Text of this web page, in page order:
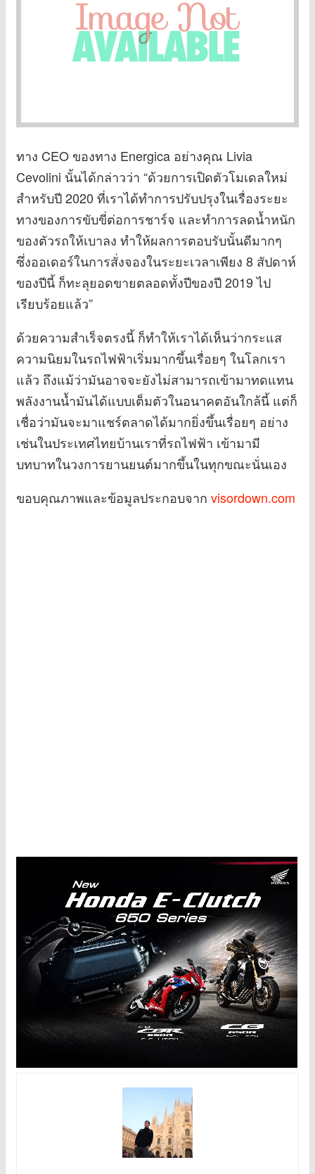
ทาง CEO ของทาง Energica อย่างคุณ Livia
Cevolini นั้นได้กล่าวว่า “ด้วยการเปิดตัวโมเดลใหม่
สำหรับปี 2020 ที่เราได้ทำการปรับปรุงในเรื่องระยะ
ทางของการขับขี่ต่อการชาร์จ และทำการลดน้ำหนัก
ของตัวรถให้เบาลง ทำให้ผลการตอบรับนั้นดีมากๆ
ซึ่งออเดอร์ในการสั่งจองในระยะเวลาเพียง 8 สัปดาห์
ของปีนี้ ก็ทะลุยอดขายตลอดทั้งปีของปี 2019 ไป
เรียบร้อยแล้ว”
ด้วยความสำเร็จตรงนี้ ก็ทำให้เราได้เห็นว่ากระแส
ความนิยมในรถไฟฟ้าเริ่มมากขึ้นเรื่อยๆ ในโลกเรา
แล้ว ถึงแม้ว่ามันอาจจะยังไม่สามารถเข้ามาทดแทน
พลังงานน้ำมันได้แบบเต็มตัวในอนาคตอันใกล้นี้ แต่ก็
เชื่อว่ามันจะมาแชร์ตลาดได้มากยิ่งขึ้นเรื่อยๆ อย่าง
เช่นในประเทศไทยบ้านเราที่รถไฟฟ้า เข้ามามี
บทบาทในวงการยานยนต์มากขึ้นในทุกขณะนั่นเอง
ขอบคุณภาพและข้อมูลประกอบจาก visordown.com